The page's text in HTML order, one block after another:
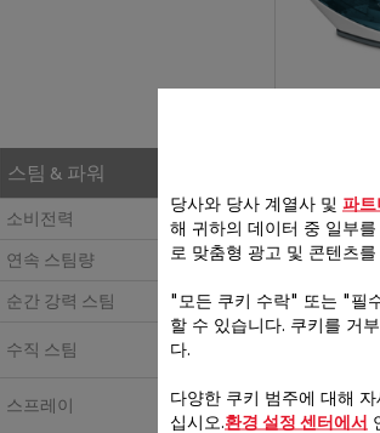
스팀 & 파워
소비전력
연속 스팀량
40
순간 강력 스팀
수직 스팀
스프레이
당사와 당사 계열사 및 파
해 귀하의 데이터 중 일부를
로 맞춤형 광고 및 콘텐츠
"모든 쿠키 수락" 또는 "필
할 수 있습니다. 쿠키를 거
다.
다양한 쿠키 범주에 대해
십시오.환경 설정 센터에서